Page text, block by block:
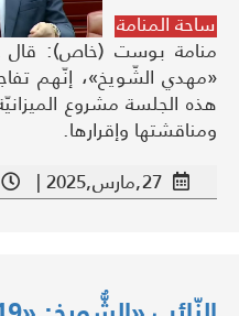
ساحة المنامة
منامة بوست (خاص): قال
«مهدي الشّويخ»، إنّهم
هذه الجلسة مشروع
ومناقشتها وإقرارها.
27,مارس,2025 |